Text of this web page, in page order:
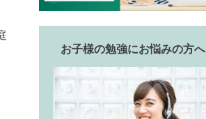
お子様の勉強にお悩みの方へ